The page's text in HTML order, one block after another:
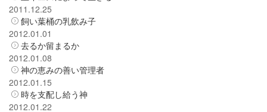
2011.12.25
飼い葉桶の乳飲み子
2012.01.01
去るか留まるか
2012.01.08
神の恵みの善い管理者
2012.01.15
時を支配し給う神
2012.01.22